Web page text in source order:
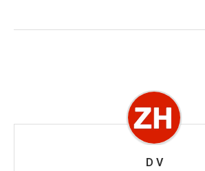
D V